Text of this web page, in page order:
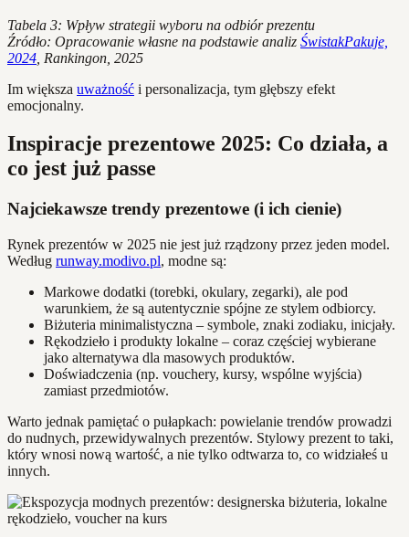
Tabela 3: Wpływ strategii wyboru na odbiór prezentu
Źródło: Opracowanie własne na podstawie analiz ŚwistakPakuje,
2024 , Rankingon, 2025
Im większa uważność i personalizacja, tym głębszy efekt
emocjonalny.
Inspiracje prezentowe 2025: Co działa, a
co jest już passe
Najciekawsze trendy prezentowe (i ich cienie)
Rynek prezentów w 2025 nie jest już rządzony przez jeden model.
Według runway.modivo.pl, modne są:
Markowe dodatki (torebki, okulary, zegarki), ale pod
warunkiem, że są autentycznie spójne ze stylem odbiorcy.
Biżuteria minimalistyczna – symbole, znaki zodiaku, inicjały.
Rękodzieło i produkty lokalne – coraz częściej wybierane
jako alternatywa dla masowych produktów.
Doświadczenia (np. vouchery, kursy, wspólne wyjścia)
zamiast przedmiotów.
Warto jednak pamiętać o pułapkach: powielanie trendów prowadzi
do nudnych, przewidywalnych prezentów. Stylowy prezent to taki,
który wnosi nową wartość, a nie tylko odtwarza to, co widziałeś u
innych.